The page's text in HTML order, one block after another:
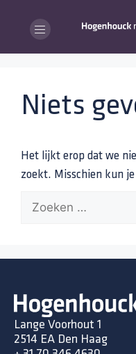
Niets
Het lijkt erop dat we
zoekt. Misschien kun
Lange Voorhout 1
2514 EA Den Haag